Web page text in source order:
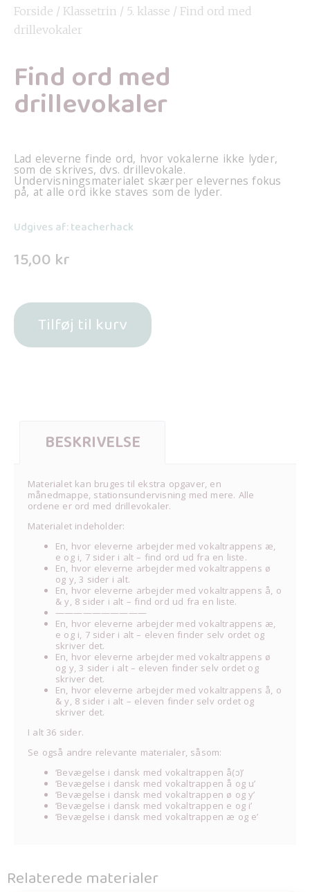
Forside / Klassetrin / 5. klasse / Find ord med
drillevokaler
Find ord med
drillevokaler
Lad eleverne finde ord, hvor vokalerne ikke lyder,
som de skrives, dvs. drillevokale.
Undervisningsmaterialet skærper elevernes fokus
på, at alle ord ikke staves som de lyder.
Udgives af: teacherhack
15,00 kr
Tilføj til kurv
BESKRIVELSE
Materialet kan bruges til ekstra opgaver, en
månedmappe, stationsundervisning med mere. Alle
ordene er ord med drillevokaler.
Materialet indeholder:
En, hvor eleverne arbejder med vokaltrappens æ,
e og i, 7 sider i alt – find ord ud fra en liste.
En, hvor eleverne arbejder med vokaltrappens ø
og y, 3 sider i alt.
En, hvor eleverne arbejder med vokaltrappens å, o
& y, 8 sider i alt – find ord ud fra en liste.
——————————
En, hvor eleverne arbejder med vokaltrappens æ,
e og i, 7 sider i alt – eleven finder selv ordet og
skriver det.
En, hvor eleverne arbejder med vokaltrappens ø
og y, 3 sider i alt – eleven finder selv ordet og
skriver det.
En, hvor eleverne arbejder med vokaltrappens å, o
& y, 8 sider i alt – eleven finder selv ordet og
skriver det.
I alt 36 sider.
Se også andre relevante materialer, såsom:
‘Bevægelse i dansk med vokaltrappen å(ɔ)’
‘Bevægelse i dansk med vokaltrappen å og u’
‘Bevægelse i dansk med vokaltrappen ø og y’
‘Bevægelse i dansk med vokaltrappen e og i’
‘Bevægelse i dansk med vokaltrappen æ og e’
Relaterede materialer